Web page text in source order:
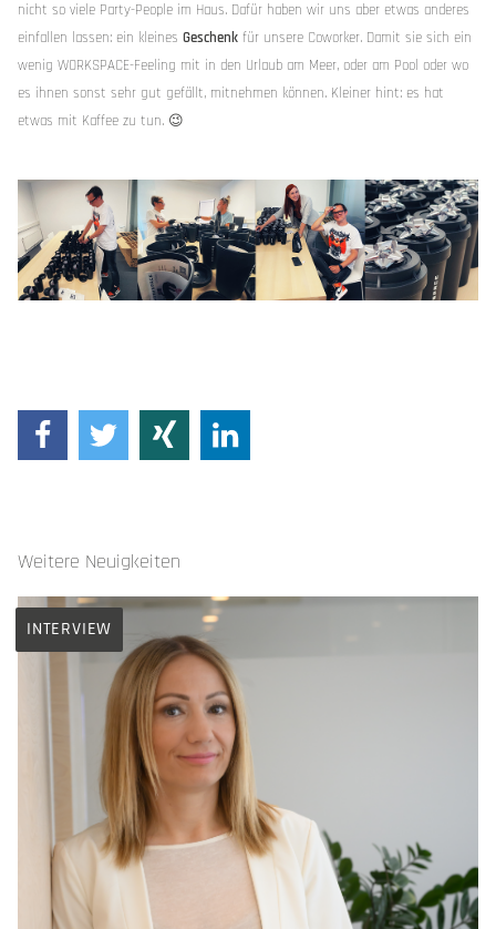
nicht so viele Party-People im Haus. Dafür haben wir uns aber etwas anderes
einfallen lassen: ein kleines Geschenk für unsere Coworker. Damit sie sich ein
wenig WORKSPACE-Feeling mit in den Urlaub am Meer, oder am Pool oder wo
es ihnen sonst sehr gut gefällt, mitnehmen können. Kleiner hint: es hat
etwas mit Kaffee zu tun. 😉
Weitere Neuigkeiten
INTERVIEW